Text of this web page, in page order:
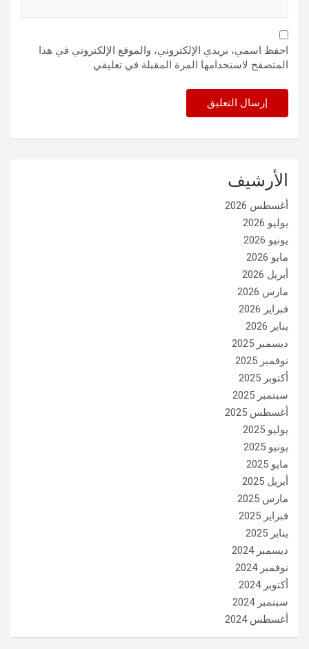
احفظ اسمي، بريدي الإلكتروني، والموقع الإلكتروني في هذا
المتصفح لاستخدامها المرة المقبلة في تعليقي.
الأرشيف
أغسطس 2026
يوليو 2026
يونيو 2026
مايو 2026
أبريل 2026
مارس 2026
فبراير 2026
يناير 2026
ديسمبر 2025
نوفمبر 2025
أكتوبر 2025
سبتمبر 2025
أغسطس 2025
يوليو 2025
يونيو 2025
مايو 2025
أبريل 2025
مارس 2025
فبراير 2025
يناير 2025
ديسمبر 2024
نوفمبر 2024
أكتوبر 2024
سبتمبر 2024
أغسطس 2024